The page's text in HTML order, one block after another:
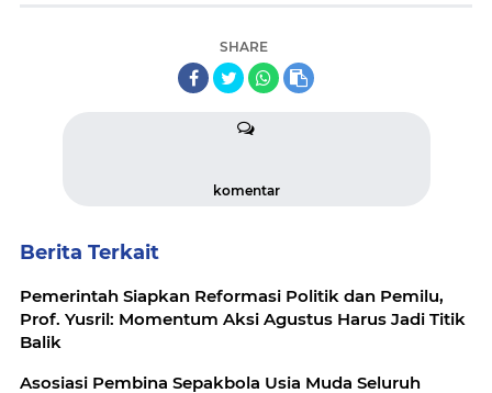
SHARE
komentar
Berita Terkait
Pemerintah Siapkan Reformasi Politik dan Pemilu,
Prof. Yusril: Momentum Aksi Agustus Harus Jadi Titik
Balik
Asosiasi Pembina Sepakbola Usia Muda Seluruh